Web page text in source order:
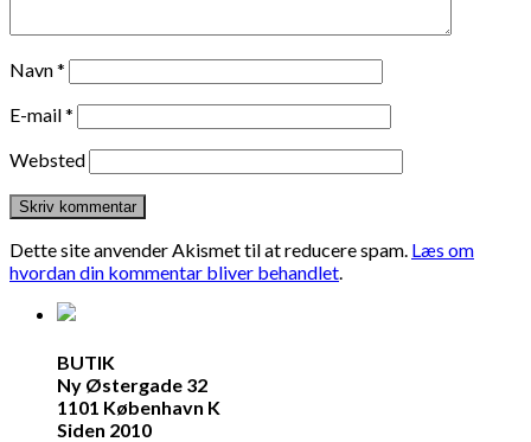
Navn*
E-mail*
Websted
Dette site anvender Akismet til at reducere spam. Læs om
hvordan din kommentar bliver behandlet.
BUTIK
Ny Østergade 32
1101 København K
Siden 2010